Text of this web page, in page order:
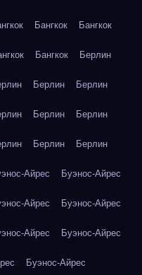
Бангкок Бангкок
Бангкок Берлин
Берлин Берлин
Берлин Берлин
Берлин Берлин
Айрес Буэнос-Айрес
Айрес Буэнос-Айрес
Айрес Буэнос-Айрес
Буэнос-Айрес